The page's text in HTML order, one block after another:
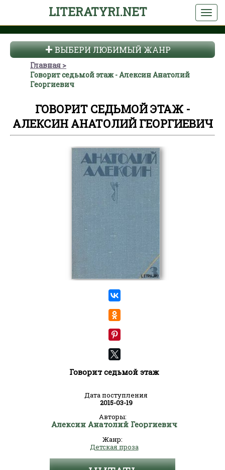
LITERATYRI.NET
ВЫБЕРИ ЛЮБИМЫЙ ЖАНР
Главная
Говорит седьмой этаж - Алексин Анатолий
Георгиевич
ГОВОРИТ СЕДЬМОЙ ЭТАЖ -
АЛЕКСИН АНАТОЛИЙ ГЕОРГИЕВИЧ
Говорит седьмой этаж
Дата поступления
2015-03-19
Авторы:
Алексин Анатолий Георгиевич
Жанр:
Детская проза